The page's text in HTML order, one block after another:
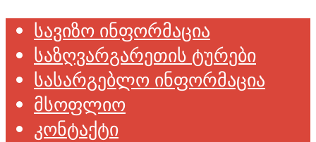
სავიზო ინფორმაცია
საზღვარგარეთის ტურები
სასარგებლო ინფორმაცია
მსოფლიო
კონტაქტი